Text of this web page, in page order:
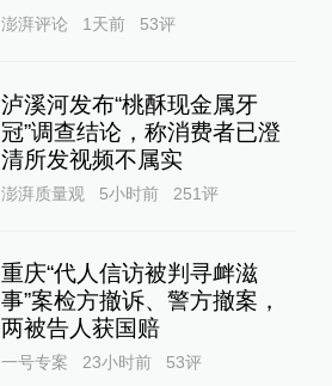
澎湃评论 1天前 53评
泸溪河发布“桃酥现金属牙
冠”调查结论，称消费者已澄
清所发视频不属实
澎湃质量观 5小时前 251评
重庆“代人信访被判寻衅滋
事”案检方撤诉、警方撤案，
两被告人获国赔
一号专案 23小时前 53评